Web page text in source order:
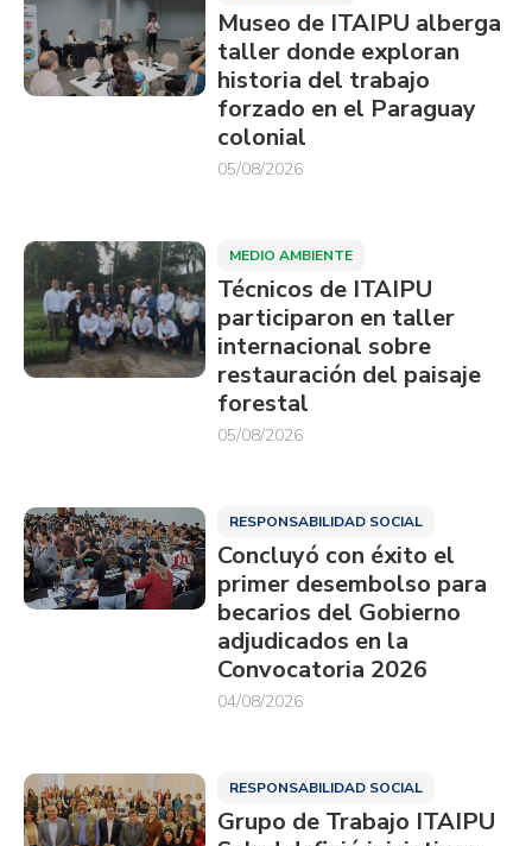
Museo de ITAIPU alberga
taller donde exploran
historia del trabajo
forzado en el Paraguay
colonial
05/08/2026
MEDIO AMBIENTE
Técnicos de ITAIPU
participaron en taller
internacional sobre
restauración del paisaje
forestal
05/08/2026
RESPONSABILIDAD SOCIAL
Concluyó con éxito el
primer desembolso para
becarios del Gobierno
adjudicados en la
Convocatoria 2026
04/08/2026
RESPONSABILIDAD SOCIAL
Grupo de Trabajo ITAIPU